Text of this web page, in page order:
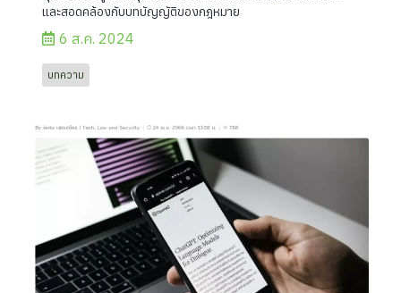
และสอดคล้องกับบทบัญญัติของกฎหมาย
6 ส.ค. 2024
บทความ